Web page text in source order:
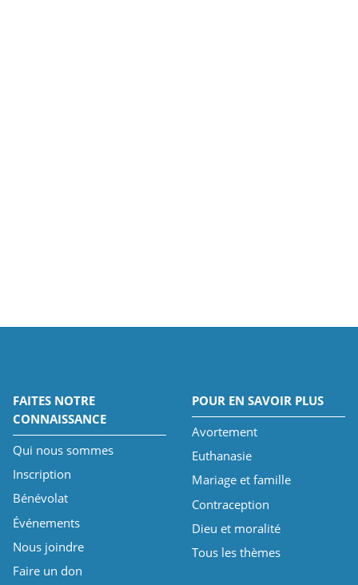
FAITES NOTRE
CONNAISSANCE
Qui nous sommes
Inscription
Bénévolat
Événements
Nous joindre
Faire un don
POUR EN SAVOIR PLUS
Avortement
Euthanasie
Mariage et famille
Contraception
Dieu et moralité
Tous les thèmes